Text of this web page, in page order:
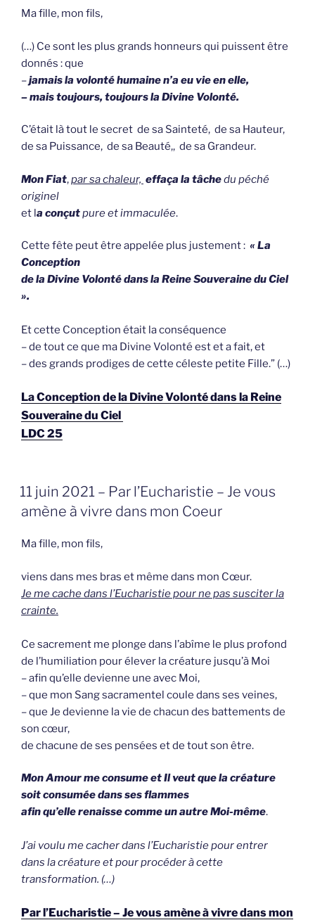
Ma fille, mon fils,
(…) Ce sont les plus grands honneurs qui puissent être
donnés : que
–jamais la volonté humaine n’a eu vie en elle,
– mais toujours, toujours la Divine Volonté.
C’était là tout le secret de sa Sainteté, de sa Hauteur,
de sa Puissance, de sa Beauté,, de sa Grandeur.
Mon Fiat,par sa chaleur, effaça la tâchedu péché
originel
et la conçutpure et immaculée.
Cette fête peut être appelée plus justement : « La
Conception
de la Divine Volontédans la Reine Souveraine du Ciel
».
Et cette Conception était la conséquence
– de tout ce que ma Divine Volonté est et a fait, et
– des grands prodiges de cette céleste petite Fille.” (…)
La Conception de la Divine Volonté dans la Reine
Souveraine du Ciel
LDC 25
GEPLAATST
OP
11 juin 2021 – Par l’Eucharistie – Je vous
amène à vivre dans mon Coeur
Ma fille, mon fils,
viens dans mes bras et même dans mon Cœur.
Je me cache dans l’Eucharistie pour ne pas susciter la
crainte.
Ce sacrement me plonge dans l’abîme le plus profond
de l’humiliation pour élever la créature jusqu’à Moi
– afin qu’elle devienne une avec Moi,
– que mon Sang sacramentel coule dans ses veines,
– que Je devienne la vie de chacun des battements de
son cœur,
de chacune de ses pensées et de tout son être.
Mon Amour me consume et Il veut que la créature
soit consumée dans ses flammes
afin qu’elle renaisse comme un autre Moi-même.
J’ai voulu me cacher dans l’Eucharistiepour entrer
dans la créature et pour procéder à cette
transformation. (…)
Par l’Eucharistie – Je vous amène à vivre dans mon